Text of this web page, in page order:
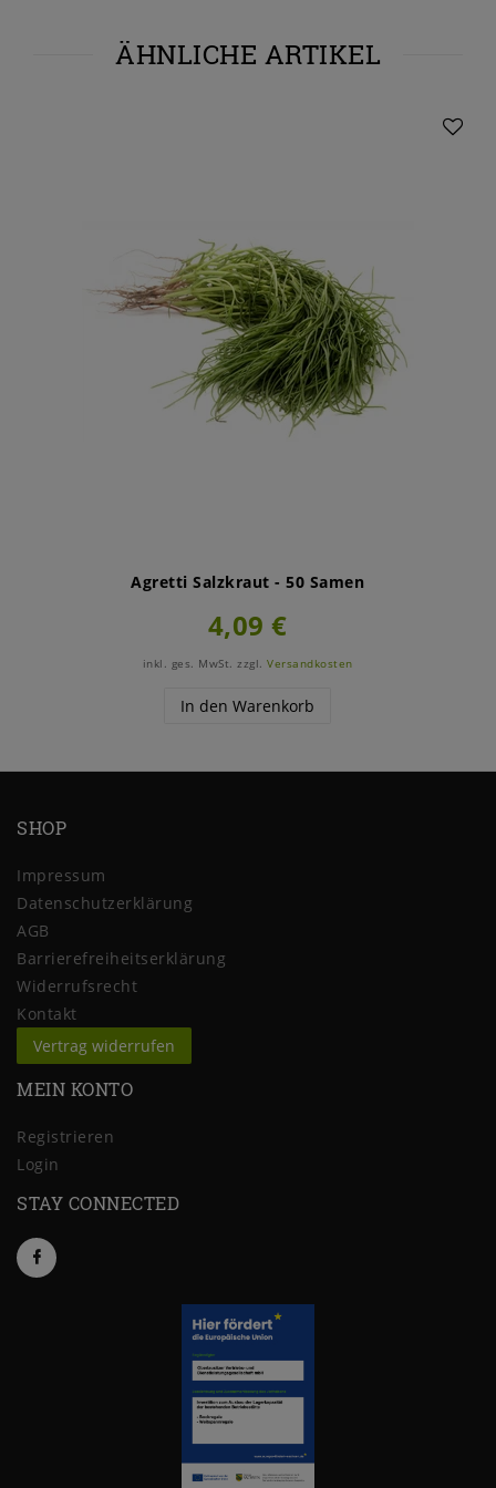
ÄHNLICHE ARTIKEL
Agretti Salzkraut - 50 Samen
4,09 €
inkl. ges. MwSt. zzgl.Versandkosten
In den Warenkorb
SHOP
Impressum
Daten­schutz­erklärung
AGB
Barrierefreiheitserklärung
Widerrufs­recht
Kontakt
Vertrag widerrufen
MEIN KONTO
Registrieren
Login
STAY CONNECTED